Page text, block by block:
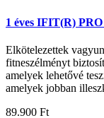
1 éves IFIT(R) PRO
Elkötelezettek
fitneszélményt
amelyek lehetővé
amelyek jobban
89.900 Ft